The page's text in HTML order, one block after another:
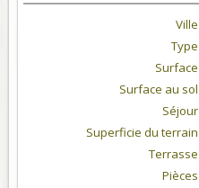
Ville
Type
Surface
Surface au sol
Séjour
Superficie du terrain
Terrasse
Pièces